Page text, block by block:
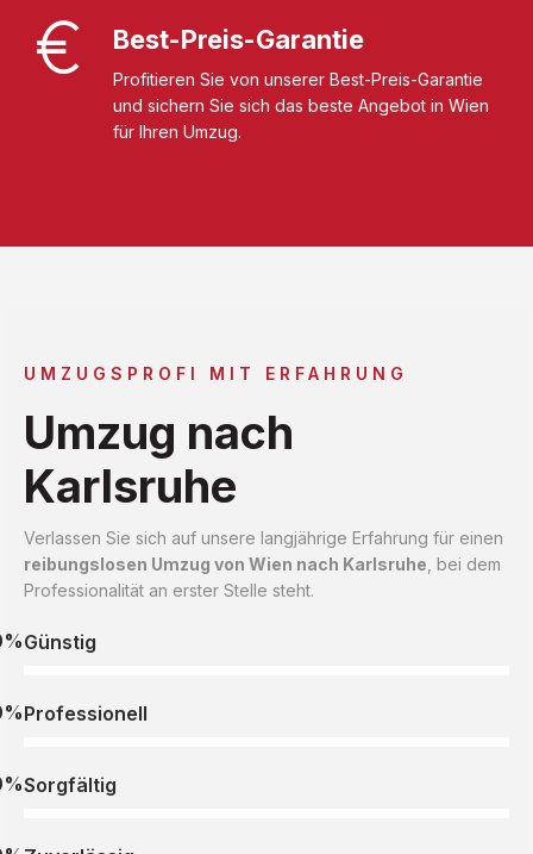
Best-Preis-Garantie
Profitieren Sie von unserer Best-Preis-Garantie
und sichern Sie sich das beste Angebot in Wien
für Ihren Umzug.
UMZUGSPROFI MIT ERFAHRUNG
Umzug nach
Karlsruhe
Verlassen Sie sich auf unsere langjährige Erfahrung für einen
reibungslosen Umzug von Wien nach Karlsruhe , bei dem
Professionalität an erster Stelle steht.
Günstig
Professionell
Sorgfältig